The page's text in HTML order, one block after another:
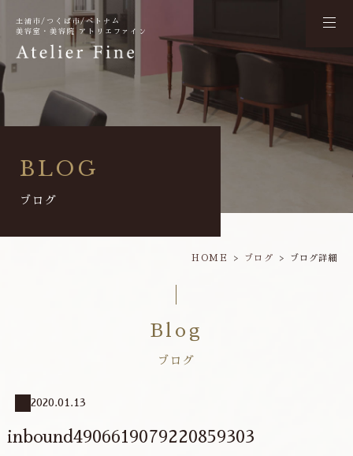
土浦市/つくば市/ベトナム
美容室・美容院 アトリエファイン
BLOG
ブログ
HOME ブログ ブログ詳細
Blog
ブログ
2020.01.13
inbound4906619079220859303